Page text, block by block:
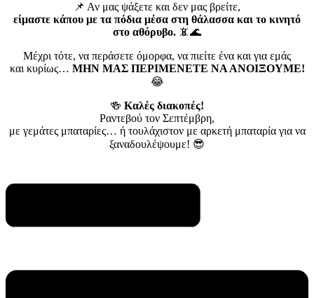
📌 Αν μας ψάξετε και δεν μας βρείτε,
είμαστε κάπου με τα πόδια μέσα στη θάλασσα και το κινητό
στο αθόρυβο. 📵🌊
Μέχρι τότε, να περάσετε όμορφα, να πιείτε ένα και για εμάς
και κυρίως… ΜΗΝ ΜΑΣ ΠΕΡΙΜΕΝΕΤΕ ΝΑ ΑΝΟΙΞΟΥΜΕ!
😂
🍻 Καλές διακοπές!
Ραντεβού τον Σεπτέμβρη,
με γεμάτες μπαταρίες… ή τουλάχιστον με αρκετή μπαταρία για να
ξαναδουλέψουμε! 😎